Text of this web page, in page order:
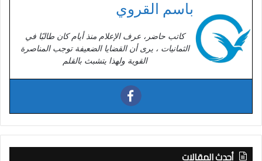
باسم القروي
كاتب حاضر، عرف الإعلام منذ أيام كان طالبًا في
الثمانيات ، يرى أن القضايا الضعيفة توجب المناصرة
القوية ولهذا يتشبث بالقلم
أحدث المقالات